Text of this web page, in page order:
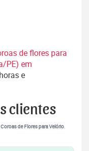
de flores para
PE) em
e
clientes
Coroas de Flores para Velório.